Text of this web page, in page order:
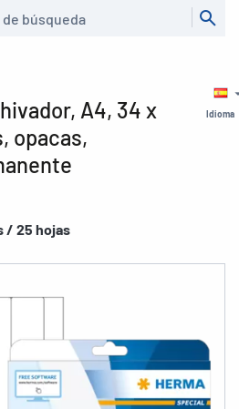
Idioma
A4, 34 x
opacas,
/ 25 hojas